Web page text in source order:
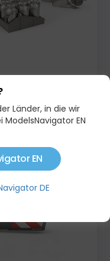
Länder, in die wir
EN
EN
DE